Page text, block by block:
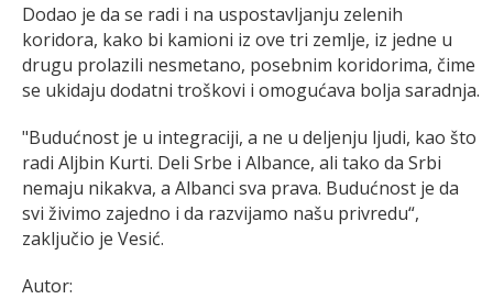
Dodao je da se radi i na uspostavljanju zelenih
koridora, kako bi kamioni iz ove tri zemlje, iz jedne u
drugu prolazili nesmetano, posebnim koridorima, čime
se ukidaju dodatni troškovi i omogućava bolja saradnja.
"Budućnost je u integraciji, a ne u deljenju ljudi, kao što
radi Aljbin Kurti. Deli Srbe i Albance, ali tako da Srbi
nemaju nikakva, a Albanci sva prava. Budućnost je da
svi živimo zajedno i da razvijamo našu privredu“,
zaključio je Vesić.
Autor: